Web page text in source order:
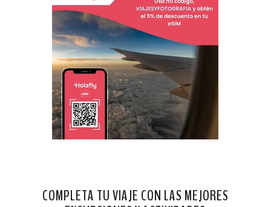
COMPLETA TU VIAJE CON LAS MEJORES